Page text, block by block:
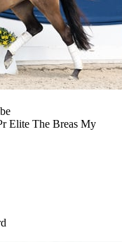
Elite The Breas My